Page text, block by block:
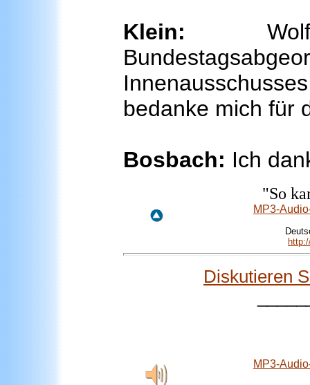
Klein:
bedanke mich für
Bosbach: Ich
"So
MP3-
Diskutieren
MP3-